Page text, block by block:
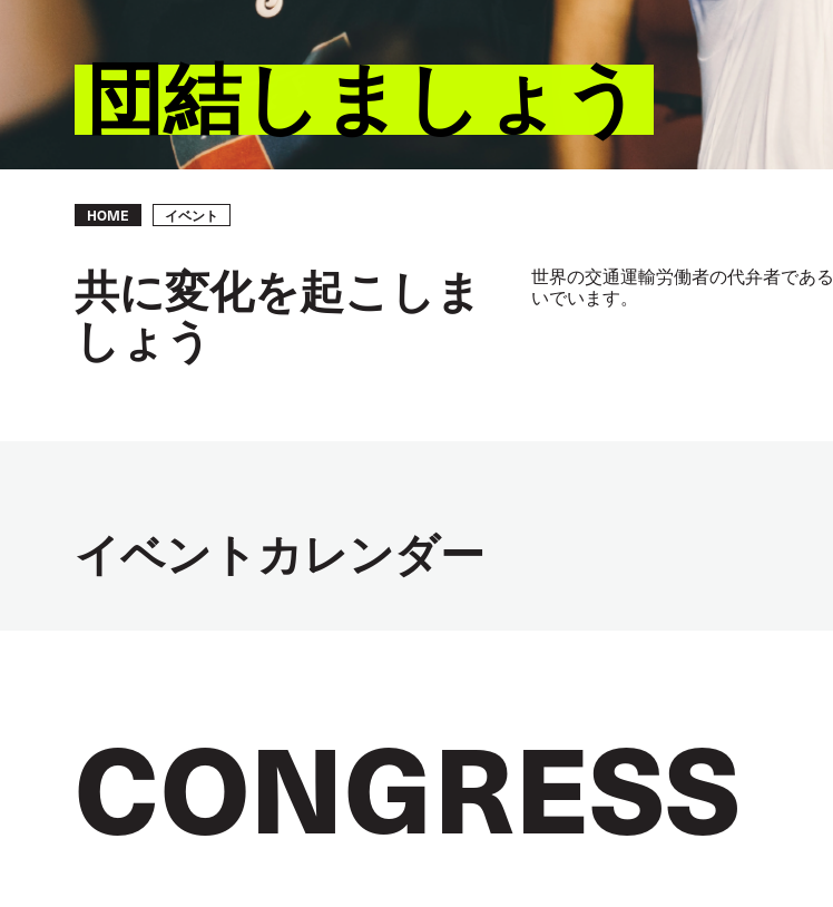
団結しましょう
Breadcrumb
HOME イベント
共に変化を起こしま
しょう
世界の交通運輸労働者の代弁者である
いでいます。
イベントカレンダー
CONGRESS